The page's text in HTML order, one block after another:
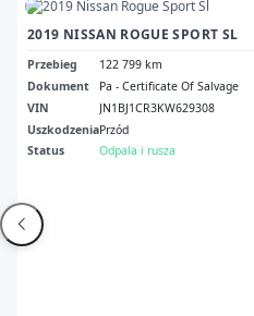
2019 NISSAN ROGUE SPORT SL
Przebieg
122 799 km
Dokument
Pa - Certificate Of Salvage
VIN
JN1BJ1CR3KW629308
UszkodzeniaPrzód
Status
Odpala i rusza